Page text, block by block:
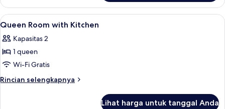
Apartment
with
Kitchen
Lihat
semua
foto
untuk
Queen
Room
Kamar mandi | Perlengkapan mandi
1
Queen Room with Kitchen
Kapasitas 2
1 queen
Wi-Fi Gratis
Rincian selengkapnya
Rincian
Lihat harga untuk tanggal Anda